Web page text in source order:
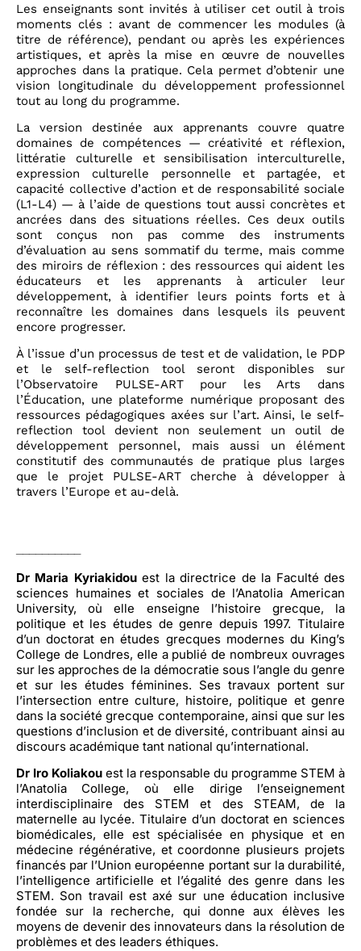
Les enseignants sont invités à utiliser cet outil à trois
moments clés : avant de commencer les modules (à
titre de référence), pendant ou après les expériences
artistiques, et après la mise en œuvre de nouvelles
approches dans la pratique. Cela permet d’obtenir une
vision longitudinale du développement professionnel
tout au long du programme.
La version destinée aux apprenants couvre quatre
domaines de compétences — créativité et réflexion,
littératie culturelle et sensibilisation interculturelle,
expression culturelle personnelle et partagée, et
capacité collective d’action et de responsabilité sociale
(L1-L4) — à l’aide de questions tout aussi concrètes et
ancrées dans des situations réelles. Ces deux outils
sont conçus non pas comme des instruments
d’évaluation au sens sommatif du terme, mais comme
des miroirs de réflexion : des ressources qui aident les
éducateurs et les apprenants à articuler leur
développement, à identifier leurs points forts et à
reconnaître les domaines dans lesquels ils peuvent
encore progresser.
À l’issue d’un processus de test et de validation, le PDP
et le self-reflection tool seront disponibles sur
l’Observatoire PULSE-ART pour les Arts dans
l’Éducation, une plateforme numérique proposant des
ressources pédagogiques axées sur l’art. Ainsi, le self-
reflection tool devient non seulement un outil de
développement personnel, mais aussi un élément
constitutif des communautés de pratique plus larges
que le projet PULSE-ART cherche à développer à
travers l’Europe et au-delà.
Dr Maria Kyriakidouest la directrice de la Faculté des
sciences humaines et sociales de l’Anatolia American
University, où elle enseigne l’histoire grecque, la
politique et les études de genre depuis 1997. Titulaire
d’un doctorat en études grecques modernes du King’s
College de Londres, elle a publié de nombreux ouvrages
sur les approches de la démocratie sous l’angle du genre
et sur les études féminines. Ses travaux portent sur
l’intersection entre culture, histoire, politique et genre
dans la société grecque contemporaine, ainsi que sur les
questions d’inclusion et de diversité, contribuant ainsi au
discours académique tant national qu’international.
Dr Iro Koliakou est la responsable du programme STEM à
l’Anatolia College, où elle dirige l’enseignement
interdisciplinaire des STEM et des STEAM, de la
maternelle au lycée. Titulaire d’un doctorat en sciences
biomédicales, elle est spécialisée en physique et en
médecine régénérative, et coordonne plusieurs projets
financés par l’Union européenne portant sur la durabilité,
l’intelligence artificielle et l’égalité des genre dans les
STEM. Son travail est axé sur une éducation inclusive
fondée sur la recherche, qui donne aux élèves les
moyens de devenir des innovateurs dans la résolution de
problèmes et des leaders éthiques.